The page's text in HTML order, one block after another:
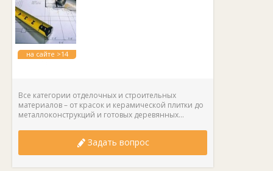
на сайте >14
Все категории отделочных и строительных
материалов – от красок и керамической плитки до
металлоконструкций и готовых деревянных...
Задать вопрос